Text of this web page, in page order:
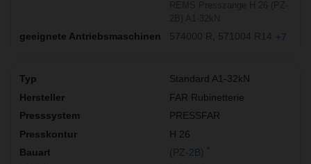
574000 R 571004 R14 +7
Standard A1-32kN
FAR Rubinetterie
PRESSFAR
H 26
(PZ-2B)